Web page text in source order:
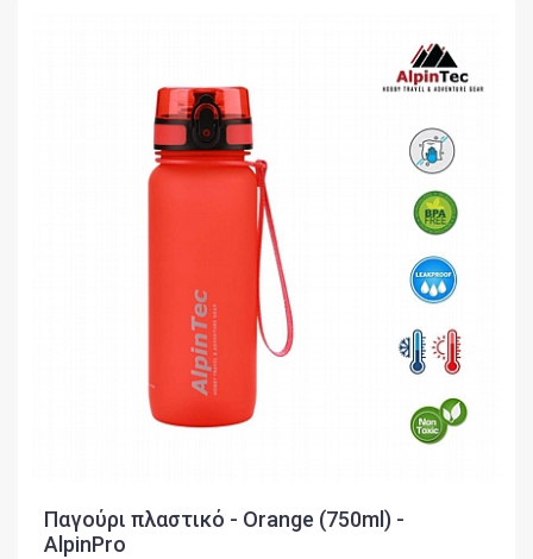
Παγούρι πλαστικό - Orange (750ml) -
AlpinPro